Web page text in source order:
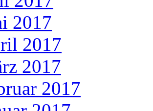
2017
2017
2017
2017